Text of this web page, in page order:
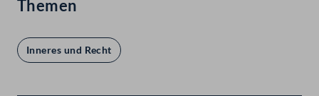
Themen
Inneres und Recht